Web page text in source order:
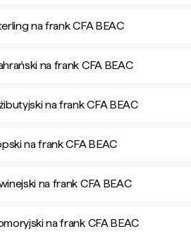
na frank CFA BEAC
na frank CFA BEAC
na frank CFA BEAC
na frank CFA BEAC
na frank CFA BEAC
na frank CFA BEAC